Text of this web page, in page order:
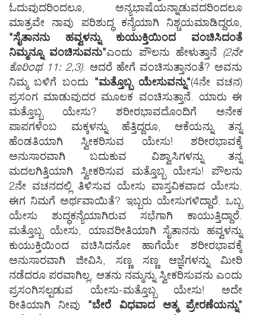
ಓದುವುದರಿಂದಲೂ, ಅನ್ಯಭಾಷೆಯನ್ನಾಡುವದರಿಂದಲೂ
ಮಾತ್ರವೇ ನಾವು ಪರಿಶುದ್ಧ ಕನ್ಯೆಯಾಗಿ ನಿಶ್ಚಯಮಾಡಿದ್ದರೂ,
"ಸೈತಾನನು ಹವ್ವಳನ್ನು ಕುಯುಕ್ತಿಯಿಂದ ವಂಚಿಸಿದಂತೆ
ನಿಮ್ಮನ್ನೂ ವಂಚಿಸುವನು"ಎಂದು ಪೌಲನು ಹೇಳುತ್ತಾನೆ (2ನೇ
ಕೊರಿಂಥ 11: 2,3). ಆದರೆ ಹೇಗೆ ವಂಚಿಸುತ್ತಾನಂತೆ? ಅವನು
ನಿಮ್ಮ ಬಳಿಗೆ ಬಂದು "ಮತ್ತೊಬ್ಬ ಯೇಸುವನ್ನು"(4ನೇ ವಚನ)
ಪ್ರಸಂಗ ಮಾಡುವುದರ ಮೂಲಕ ವಂಚಿಸುತ್ತಾನೆ. ಯಾರು ಈ
ಮತ್ತೊಬ್ಬ ಯೇಸು? ಶರೀರಭಾವದೊಂದಿಗೆ ಅನೇಕ
ಪಾಪಗಳೆಂಬ ಮಕ್ಕಳನ್ನು ಹೆತ್ತಿದ್ದರೂ, ಆಕೆಯನ್ನು ತನ್ನ
ಹೆಂಡತಿಯಾಗಿ ಸ್ವೀಕರಿಸುವ ಯೇಸು! ಶರೀರಭಾವಕ್ಕೆ
ಅನುಸಾರವಾಗಿ ಬದುಕುವ ವಿಶ್ವಾಸಿಗಳನ್ನು ತನ್ನ
ಮದಲಗಿತ್ತಿಯಾಗಿ ಸ್ವೀಕರಿಸುವ ಮತ್ತೊಬ್ಬ ಯೇಸು! ಪೌಲನು
2ನೇ ವಚನದಲ್ಲಿ ತಿಳಿಸುವ ಯೇಸು ವಾಸ್ತವಿಕವಾದ ಯೇಸು.
ಈಗ ನಿಮಗೆ ಅರ್ಥವಾಯಿತೆ? ಇಬ್ಬರು ಯೇಸುಗಳಿದ್ದಾರೆ. ಒಬ್ಬ
ಯೇಸು ಶುದ್ಧಕನ್ಯೆಯಾಗಿರುವ ಸಭೆಗಾಗಿ ಕಾಯುತ್ತಿದ್ದಾರೆ.
ಮತ್ತೊಬ್ಬ ಯೇಸು, ಯಾವರೀತಿಯಾಗಿ ಸೈತಾನನು ಹವ್ವಳನ್ನು
ಕುಯುಕ್ತಿಯಿಂದ ವಚಿಸಿದನೋ ಹಾಗೆಯೇ ಶರೀರಭಾವಕ್ಕೆ
ಅನುಸಾರವಾಗಿ ಜೀವಿಸಿ, ಸಣ್ಣ ಸಣ್ಣ ಆಜ್ಞೆಗಳನ್ನು ಮೀರಿ
ನಡೆದರೂ ಪರವಾಗಿಲ್ಲ, ಆತನು ನಮ್ಮನ್ನು ಸ್ವೀಕರಿಸುವನು ಎಂದು
ಪ್ರಸಂಗಿಸಲ್ಪಡುವ ಯೇಸು-ಮತ್ತೊಬ್ಬ ಯೇಸು! ಅದೇ
ರೀತಿಯಾಗಿ ನೀವು "ಬೇರೆ ವಿಧವಾದ ಆತ್ಮ ಪ್ರೇರಣೆಯನ್ನು"